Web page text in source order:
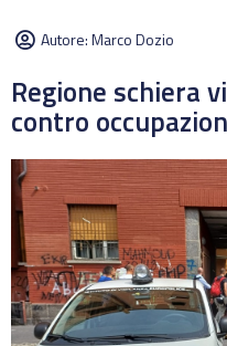
Autore:Marco Dozio
Regione schiera
contro